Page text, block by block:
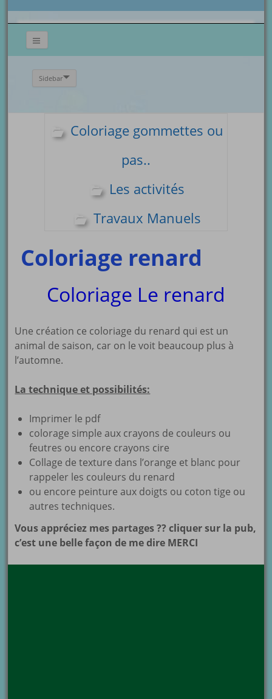
Sidebar
Coloriage gommettes ou
pas..
Les activités
Travaux Manuels
Coloriage renard
Coloriage Le renard
Une création ce coloriage du renard qui est un
animal de saison, car on le voit beaucoup plus à
l’automne.
La technique et possibilités:
Imprimer le pdf
colorage simple aux crayons de couleurs ou
feutres ou encore crayons cire
Collage de texture dans l’orange et blanc pour
rappeler les couleurs du renard
ou encore peinture aux doigts ou coton tige ou
autres techniques.
Vous appréciez mes partages ?? cliquer sur la pub,
c’est une belle façon de me dire MERCI